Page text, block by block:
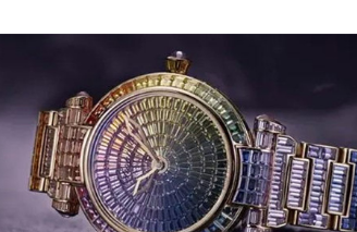
6号SAC东原中心写字楼24层2406B室（需
行街2号融恒时代广场写字楼9层902室（需提
道建湘路393号世茂环球金融中心写字楼（
号华润大厦写字楼29层2905室（需提前预约
号亨得利名表服务中心（品牌授权店）3层整
号亨得利名表服务中心（品牌授权店）1层
号亨得利名表服务中心（品牌授权店）1层整